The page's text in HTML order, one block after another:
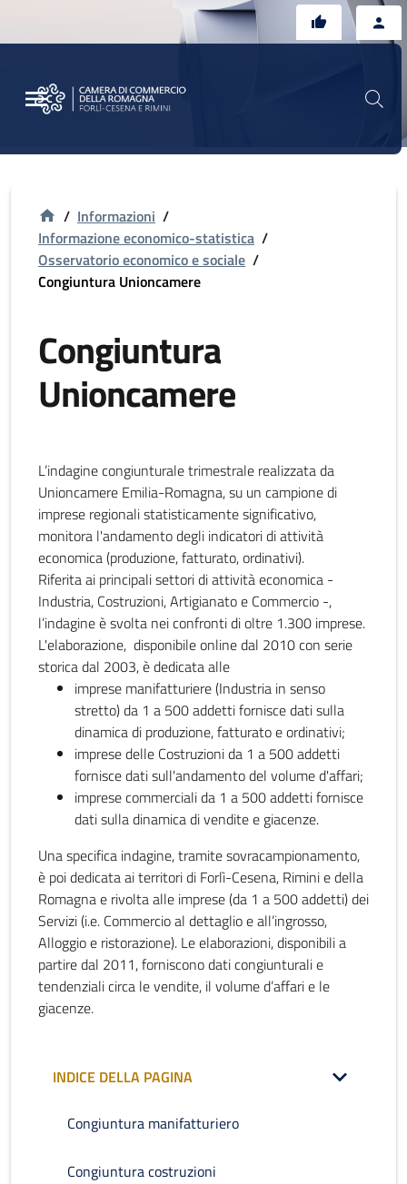
/ Informazioni /
Informazione economico-statistica /
Osservatorio economico e sociale /
Congiuntura Unioncamere
Congiuntura
Unioncamere
L’indagine congiunturale trimestrale realizzata da
Unioncamere Emilia-Romagna, su un campione di
imprese regionali statisticamente significativo,
monitora l'andamento degli indicatori di attività
economica (produzione, fatturato, ordinativi).
Riferita ai principali settori di attività economica -
Industria, Costruzioni, Artigianato e Commercio -,
l’indagine è svolta nei confronti di oltre 1.300 imprese.
L'elaborazione, disponibile online dal 2010 con serie
storica dal 2003, è dedicata alle
imprese manifatturiere (Industria in senso
stretto) da 1 a 500 addetti fornisce dati sulla
dinamica di produzione, fatturato e ordinativi;
imprese delle Costruzioni da 1 a 500 addetti
fornisce dati sull'andamento del volume d'affari;
imprese commerciali da 1 a 500 addetti fornisce
dati sulla dinamica di vendite e giacenze.
Una specifica indagine, tramite sovracampionamento,
è poi dedicata ai territori di Forlì-Cesena, Rimini e della
Romagna e rivolta alle imprese (da 1 a 500 addetti) dei
Servizi (i.e. Commercio al dettaglio e all’ingrosso,
Alloggio e ristorazione). Le elaborazioni, disponibili a
partire dal 2011, forniscono dati congiunturali e
tendenziali circa le vendite, il volume d’affari e le
giacenze.
INDICE DELLA PAGINA
Congiuntura manifatturiero
Congiuntura costruzioni